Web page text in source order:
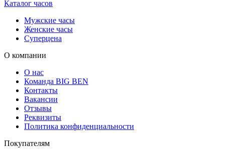
Каталог часов
Мужские часы
Женские часы
Суперцена
О компании
О нас
Команда BIG BEN
Контакты
Вакансии
Отзывы
Реквизиты
Политика конфиденциальности
Покупателям